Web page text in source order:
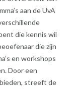
aan de UvA
die kennis wil
die zijn
en workshops
Door een
streeft de